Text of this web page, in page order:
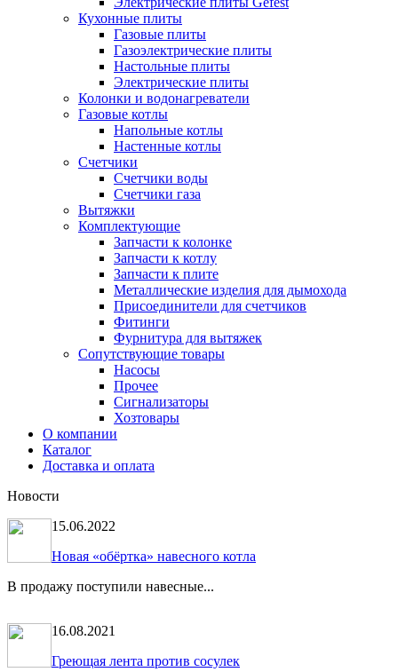
Кухонные плиты
Газовые плиты
Газоэлектрические плиты
Настольные плиты
Электрические плиты
Колонки и водонагреватели
Газовые котлы
Напольные котлы
Настенные котлы
Счетчики
Счетчики воды
Счетчики газа
Вытяжки
Комплектующие
Запчасти к колонке
Запчасти к котлу
Запчасти к плите
Металлические изделия для дымохода
Присоединители для счетчиков
Фитинги
Фурнитура для вытяжек
Сопутствующие товары
Насосы
Прочее
Сигнализаторы
Хозтовары
О компании
Каталог
Доставка и оплата
Новости
15.06.2022
Новая «обёртка» навесного котла
В продажу поступили навесные...
16.08.2021
Греющая лента против сосулек